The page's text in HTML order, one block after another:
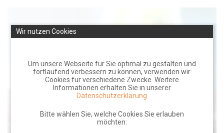
to
content
Wir nutzen Cookies
Um unsere Webseite für Sie optimal zu gestalten und
fortlaufend verbessern zu können, verwenden wir
Cookies für verschiedene Zwecke. Weitere
Informationen erhalten Sie in unserer
Datenschutzerklärung
Bitte wählen Sie, welche Cookies Sie erlauben
möchten: